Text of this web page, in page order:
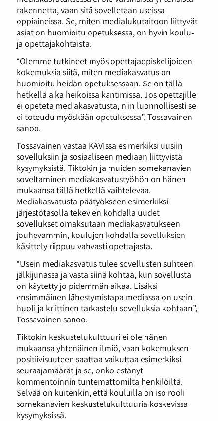
rakennetta, vaan sitä sovelletaan useissa
oppiaineissa. Se, miten medialukutaitoon liittyvät
asiat on huomioitu opetuksessa, on hyvin koulu-
ja opettajakohtaista.
“Olemme tutkineet myös opettajaopiskelijoiden
kokemuksia siitä, miten mediakasvatus on
huomioitu heidän opetuksessaan. Se on tällä
hetkellä aika heikoissa kantimissa. Jos opettajille
ei opeteta mediakasvatusta, niin luonnollisesti se
ei toteudu myöskään opetuksessa”, Tossavainen
sanoo.
Tossavainen vastaa KAVIssa esimerkiksi uusiin
sovelluksiin ja sosiaaliseen mediaan liittyvistä
kysymyksistä. Tiktokin ja muiden somekanavien
soveltaminen mediakasvatustyöhön on hänen
mukaansa tällä hetkellä vaihtelevaa.
Mediakasvatusta päätyökseen esimerkiksi
järjestötasolla tekevien kohdalla uudet
sovellukset omaksutaan mediakasvatukseen
jouhevammin, koulujen kohdalla sovelluksien
käsittely riippuu vahvasti opettajasta.
“Usein mediakasvatus tulee sovellusten suhteen
jälkijunassa ja vasta siinä kohtaa, kun sovellusta
on käytetty jo pidemmän aikaa. Lisäksi
ensimmäinen lähestymistapa mediassa on usein
huoli ja kriittinen tarkastelu sovelluksia kohtaan”,
Tossavainen sanoo.
Tiktokin keskustelukulttuuri ei ole hänen
mukaansa yhtenäinen ilmiö, vaan kokemuksen
positiivisuuteen saattaa vaikuttaa esimerkiksi
seuraajamäärät ja se, onko estänyt
kommentoinnin tuntemattomilta henkilöiltä.
Selvää on kuitenkin, että kouluilla on iso rooli
somekanavien keskustelukulttuuria koskevissa
kysymyksissä.